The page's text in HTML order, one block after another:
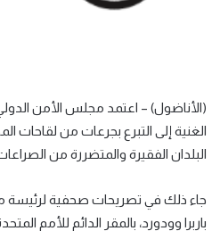
(الأناضول) – اعتمد مجلس الأمن
الغنية إلى التبرع بجرعات من لقاحات
البلدان الفقيرة والمتضررة من
جاء ذلك في تصريحات صحفية لرئيسة
باربرا وودورد، بالمقر الدائم للأمم